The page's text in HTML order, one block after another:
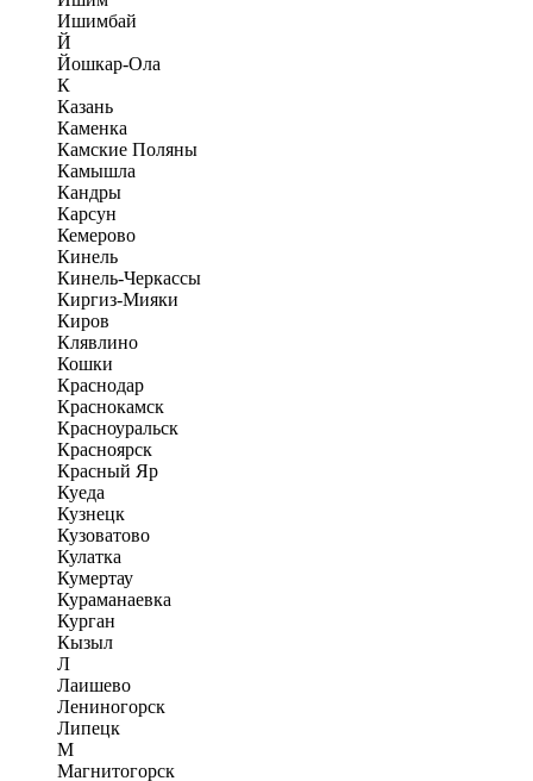
Ишимбай
Й
Йошкар-Ола
К
Казань
Каменка
Камские Поляны
Камышла
Кандры
Карсун
Кемерово
Кинель
Кинель-Черкассы
Киргиз-Мияки
Киров
Клявлино
Кошки
Краснодар
Краснокамск
Красноуральск
Красноярск
Красный Яр
Куеда
Кузнецк
Кузоватово
Кулатка
Кумертау
Кураманаевка
Курган
Кызыл
Л
Лаишево
Лениногорск
Липецк
М
Магнитогорск